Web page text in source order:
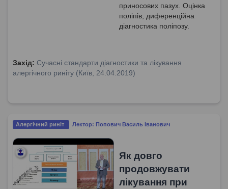
приносових пазух. Оцінка
поліпів, диференційна
діагностика поліпозу.
Захід: Сучасні стандарти діагностики та лікування
алергічного риніту (Київ, 24.04.2019)
Алергічний риніт Лектор: Попович Василь Іванович
Як довго
продовжувати
лікування при